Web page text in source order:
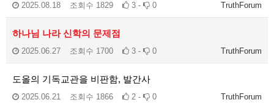
TruthForum
2025.08.18 조회수 1829 3 - 0
하나님 나라 신학의 문제점
TruthForum
2025.06.27 조회수 1700 3 - 0
도올의 기독교관을 비판함, 발간사
TruthForum
2025.06.21 조회수 1866 2 - 0